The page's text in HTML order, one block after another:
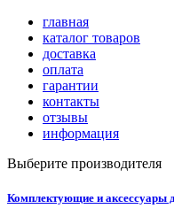
главная
каталог товаров
доставка
оплата
гарантии
контакты
отзывы
информация
Выберите производителя
Комплектующие и аксессуары